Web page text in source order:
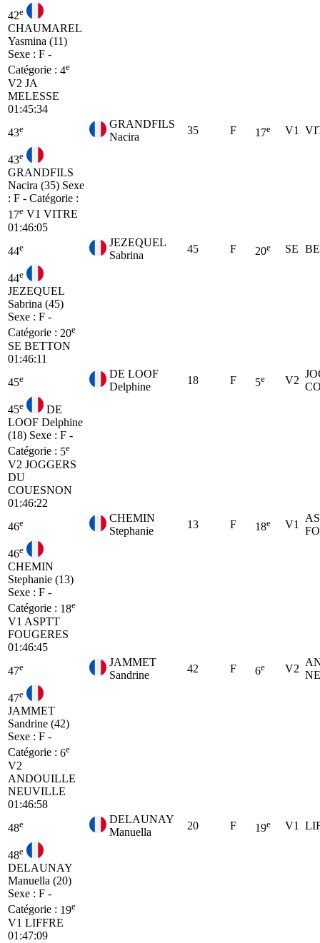
42e
CHAUMAREL
Yasmina (11)
Sexe : F -
Catégorie : 4e
V2 JA
MELESSE
01:45:34
43e
GRANDFILS
Nacira
35 F 17e V1
43e
GRANDFILS
Nacira (35) Sexe
: F - Catégorie :
17e V1 VITRE
01:46:05
44e
JEZEQUEL
Sabrina
45 F 20e SE
44e
JEZEQUEL
Sabrina (45)
Sexe : F -
Catégorie : 20e
SE BETTON
01:46:11
45e
DE LOOF
Delphine
18 F 5e V2
45e
DE
LOOF Delphine
(18) Sexe : F -
Catégorie : 5e
V2 JOGGERS
DU
COUESNON
01:46:22
46e
CHEMIN
Stephanie
13 F 18e V1
46e
CHEMIN
Stephanie (13)
Sexe : F -
Catégorie : 18e
V1 ASPTT
FOUGERES
01:46:45
47e
JAMMET
Sandrine
42 F 6e V2
47e
JAMMET
Sandrine (42)
Sexe : F -
Catégorie : 6e
V2
ANDOUILLE
NEUVILLE
01:46:58
48e
DELAUNAY
Manuella
20 F 19e V1
48e
DELAUNAY
Manuella (20)
Sexe : F -
Catégorie : 19e
V1 LIFFRE
01:47:09